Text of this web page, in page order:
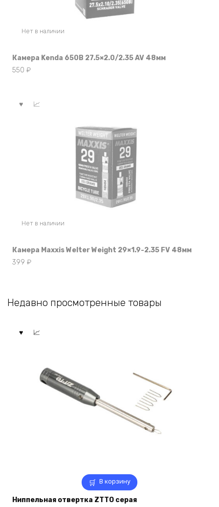
Нет в наличии
Камера Kenda 650B 27.5×2.0/2.35 AV 48мм
550 ₽
Нет в наличии
Камера Maxxis Welter Weight 29×1.9-2.35 FV 48мм
399 ₽
Недавно просмотренные товары
В корзину
Ниппельная отвертка ZTTO серая